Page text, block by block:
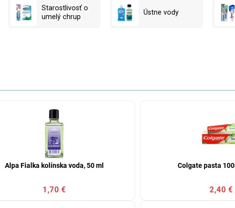
Starostlivosť o
umelý chrup
Ústne vody
Alpa Fialka kolínska voda, 50 ml
1,70 €
Colgate pasta
2,40 €